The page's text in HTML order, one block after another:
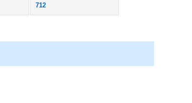
712